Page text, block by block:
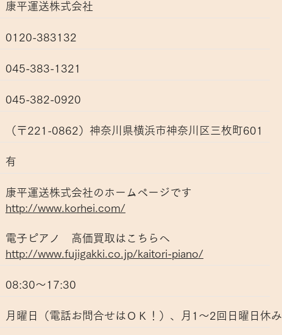
康平運送株式会社
0120-383132
045-383-1321
045-382-0920
（〒221-0862）神奈川県横浜市神奈川区三枚町601
​有
康平運送株式会社のホームページです
http://www.korhei.com/
​電子ピアノ 高価買取はこちらへ
http://www.fujigakki.co.jp/kaitori-piano/
08:30～17:30
月曜日（電話お問合せはＯＫ！）、月1～2回日曜日休み